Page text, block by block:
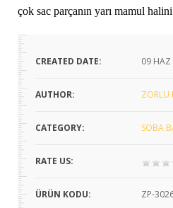
çok sac parçanın yarı mamul
CREATED DATE: 09 HAZ
AUTHOR: ZORLU
CATEGORY: SOBA
RATE US:
ÜRÜN KODU: ZP-